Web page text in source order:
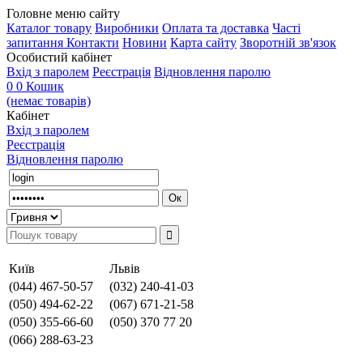
Головне меню сайту
Каталог товару Виробники Оплата та доставка Часті
запитання Контакти Новини Карта сайту Зворотній зв'язок
Особистий кабінет
Вхід з паролем Реєстрація Відновлення паролю
0 0 Кошик
(немає товарів)
Кабінет
Вхід з паролем
Реєстрація
Відновлення паролю
Київ
Львів
(044) 467-50-57
(032) 240-41-03
(050) 494-62-22
(067) 671-21-58
(050) 355-66-60
(050) 370 77 20
(066) 288-63-23